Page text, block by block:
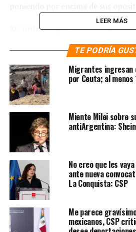
Recordemos que estos comicios
derrota que sufrió su partido hace
perdiera varios gobiernos en las
lo que ocasionó que la derecha y
crecieran.
Te puede interesar:
a defender la
Además de la presidencia que
contra el líder del derechista
Núñez Feijóo, también están en
de las 50 provincias que
LEER MÁS
TE PODRÍA
Migrantes ingresan
por Ceuta; al
Miente Milei sobre
antiArgentina:
No creo que les
ante nueva
La Conquista: CSP
Me parece
mexicanos, CSP